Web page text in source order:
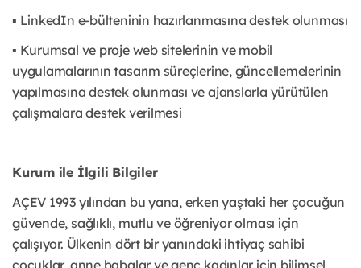
▪ LinkedIn e-bülteninin hazırlanmasına destek olunması
▪ Kurumsal ve proje web sitelerinin ve mobil
uygulamalarının tasarım süreçlerine, güncellemelerinin
yapılmasına destek olunması ve ajanslarla yürütülen
çalışmalara destek verilmesi
Kurum ile İlgili Bilgiler
AÇEV 1993 yılından bu yana, erken yaştaki her çocuğun
güvende, sağlıklı, mutlu ve öğreniyor olması için
çalışıyor. Ülkenin dört bir yanındaki ihtiyaç sahibi